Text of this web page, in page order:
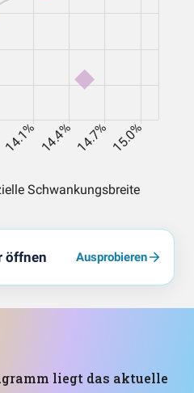
öffnen Ausprobieren
liegt das aktuelle